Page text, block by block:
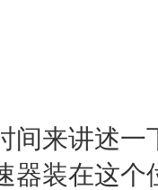
来讲述一
器装在这